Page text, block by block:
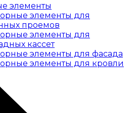
элементы
элементы для
проемов
элементы для
кассет
элементы для фасада
элементы для кровли